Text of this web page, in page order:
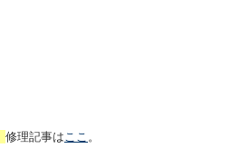
修理記事はここ 。